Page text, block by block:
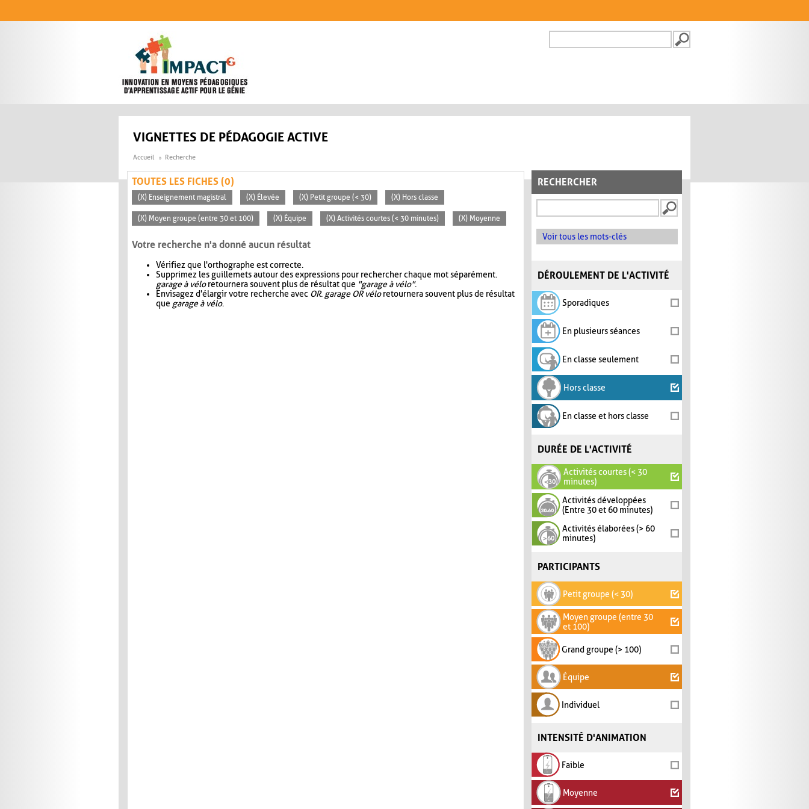
FORMULAIRE DE
VIGNETTES DE PÉDAGOGIE ACTIVE
Accueil Recherche
RECHERCHER
Voir tous les mots-clés
DÉROULEMENT DE L'ACTIVITÉ
Sporadiques
En plusieurs séances
En classe seulement
Hors classe
En classe et hors classe
DURÉE DE L'ACTIVITÉ
Activités courtes (< 30
minutes)
Activités développées
(Entre 30 et 60 minutes)
Activités élaborées (> 60
minutes)
PARTICIPANTS
Petit groupe (< 30)
Moyen groupe (entre 30
et 100)
Grand groupe (> 100)
Équipe
Individuel
INTENSITÉ D'ANIMATION
Faible
Moyenne
TOUTES LES FICHES (0)
(X) Enseignement magistral (X) Élevée (X) Petit groupe (< 30) (X) Hors classe
(X) Moyen groupe (entre 30 et 100) (X) Équipe (X) Activités courtes (< 30 minutes) (X) Moyenne
Votre recherche n'a donné aucun résultat
Vérifiez que l'orthographe est correcte.
Supprimez les guillemets autour des expressions pour rechercher chaque mot séparément.
garage à véloretournera souvent plus de résultat que "garage à vélo".
Envisagez d'élargir votre recherche avec OR. garage OR véloretournera souvent plus de résultat
que garage à vélo.